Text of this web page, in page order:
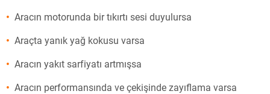
Aracın motorunda bir tıkırtı sesi duyulursa
Araçta yanık yağ kokusu varsa
Aracın yakıt sarfiyatı artmışsa
Aracın performansında ve çekişinde zayıflama varsa